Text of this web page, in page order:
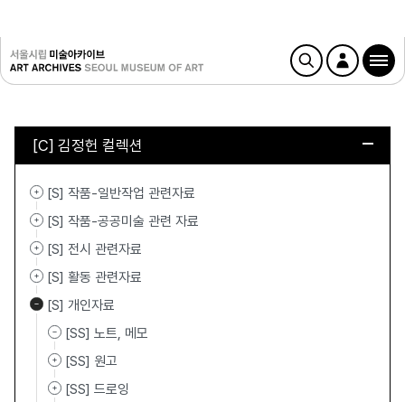
[C] 김정헌 컬렉션
[S] 작품-일반작업 관련자료
[S] 작품-공공미술 관련 자료
[S] 전시 관련자료
[S] 활동 관련자료
[S] 개인자료
[SS] 노트, 메모
[SS] 원고
[SS] 드로잉